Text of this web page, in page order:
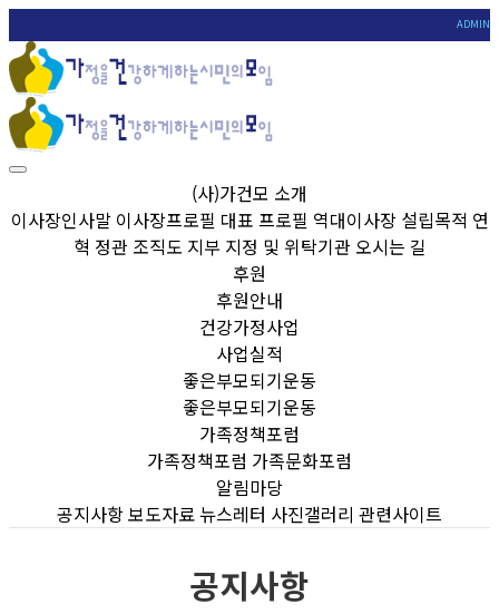
ADMIN
(사)가건모 소개
이사장인사말 이사장프로필 대표 프로필 역대이사장 설립목적 연
혁 정관 조직도 지부 지정 및 위탁기관 오시는 길
후원
후원안내
건강가정사업
사업실적
좋은부모되기운동
좋은부모되기운동
가족정책포럼
가족정책포럼 가족문화포럼
알림마당
공지사항보도자료뉴스레터 사진갤러리 관련사이트
공지사항